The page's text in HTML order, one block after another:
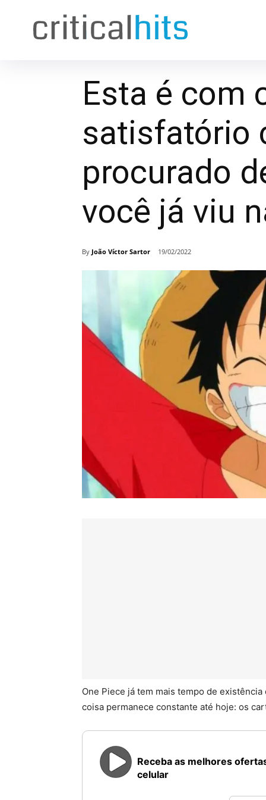
Esta é com
satisfatório
procurado
você já viu
By João Víctor Sartor 19/02/2022
One Piece já tem mais tempo de
coisa permanece constante até hoje: os
Receba as melhores
celular